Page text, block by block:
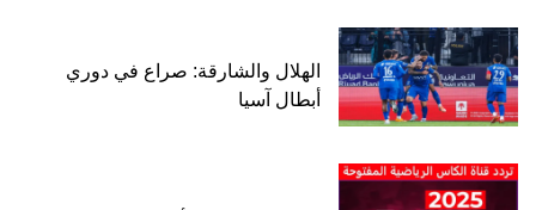
الهلال والشارقة: صراع في دوري
أبطال آسيا